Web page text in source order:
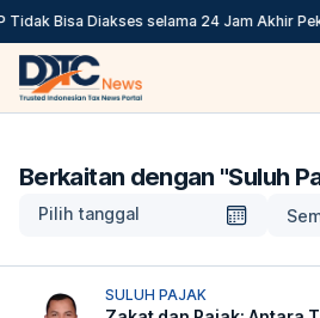
Bisa Diakses selama 24 Jam Akhir
Berkaitan dengan "Suluh
Pilih tanggal
SULUH PAJAK